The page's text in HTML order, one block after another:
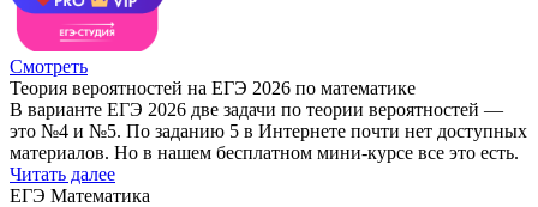
Смотреть
Теория вероятностей на ЕГЭ 2026 по математике
В варианте ЕГЭ 2026 две задачи по теории вероятностей —
это №4 и №5. По заданию 5 в Интернете почти нет доступных
материалов. Но в нашем бесплатном мини-курсе все это есть.
Читать далее
ЕГЭ Математика